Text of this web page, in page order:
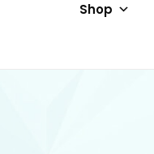
Shop